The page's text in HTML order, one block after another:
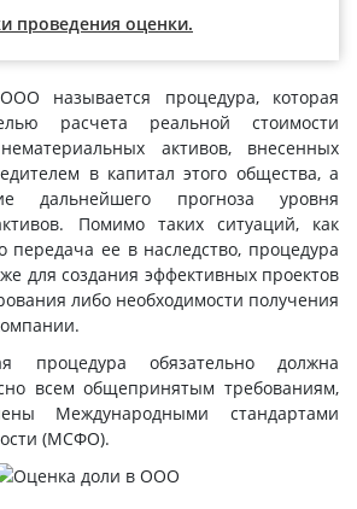
проведения оценки.
называется процедура, которая
расчета реальной стоимости
активов, внесенных
в капитал этого общества, а
дальнейшего прогноза уровня
Помимо таких ситуаций, как
передача ее в наследство, процедура
для создания эффективных проектов
либо необходимости получения
процедура обязательно должна
всем общепринятым требованиям,
Международными стандартами
(МСФО).